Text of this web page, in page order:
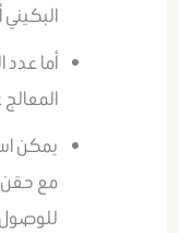
أما
يمكن
مع حقن
للوصول